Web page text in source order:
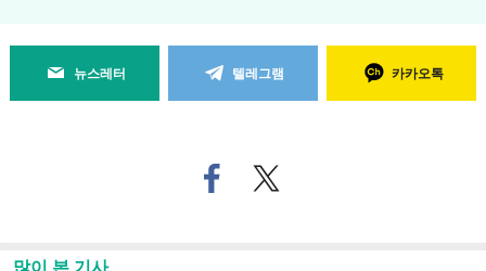
뉴스레터 텔레그램 카카오톡
페
이
트위
터로
많이 본 기사